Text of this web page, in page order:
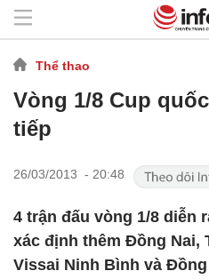
Thể thao
Vòng 1/8 Cup
tiếp
26/03/2013 - 20:48
4 trận đấu vòng 1/8 diễn
xác định thêm Đồng Nai,
Vissai Ninh Bình và